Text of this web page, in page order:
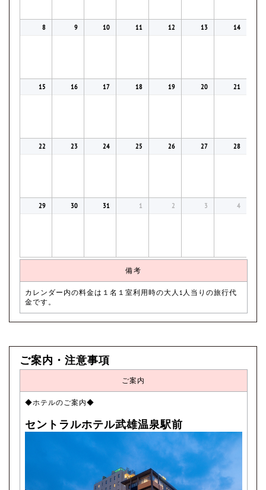
8 9 10 11 12 13 14
15 16 17 18 19 20 21
22 23 24 25 26 27 28
29 30 31 1 2 3 4
備考
カレンダー内の料金は１名１室利用時の大人1人当りの旅行代
金です。
ご案内・注意事項
ご案内
◆ホテルのご案内◆
セントラルホテル武雄温泉駅前